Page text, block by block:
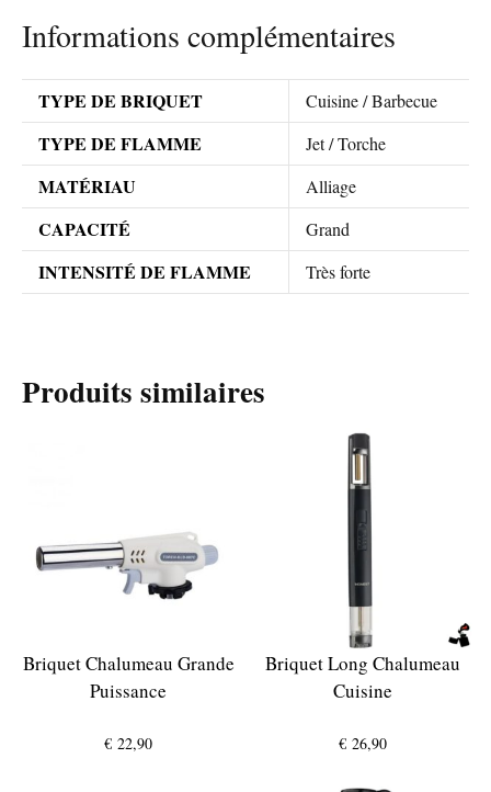
Informations complémentaires
TYPE DE BRIQUET Cuisine / Barbecue
TYPE DE FLAMME Jet / Torche
MATÉRIAU Alliage
CAPACITÉ Grand
INTENSITÉ DE FLAMME Très forte
Produits similaires
Briquet Chalumeau Grande
Puissance
€ 22,90
Briquet Long Chalumeau
Cuisine
€ 26,90